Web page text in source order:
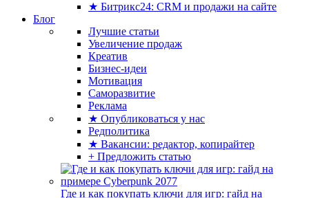
★ Битрикс24: CRM и продажи на сайте
Блог
Лучшие статьи
Увеличение продаж
Креатив
Бизнес-идеи
Мотивация
Саморазвитие
Реклама
★ Опубликоваться у нас
Редполитика
★ Вакансии: редактор, копирайтер
+ Предложить статью
Где и как покупать ключи для игр: гайд на